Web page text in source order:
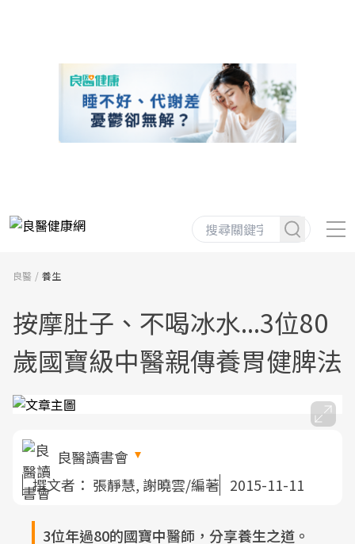
良醫 養生
按摩肚子、不喝冰水...3位80
歲國寶級中醫親傳養胃健脾法
良醫讀書會
撰文者： 張靜慧, 謝曉雲/編著 2015-11-11
3位年過80的國寶中醫師，分享養生之道。